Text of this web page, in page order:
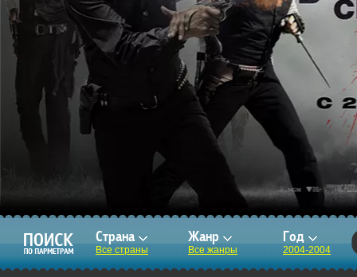
Страна
Все страны
Жанр
Все жанры
Год
2004-2004